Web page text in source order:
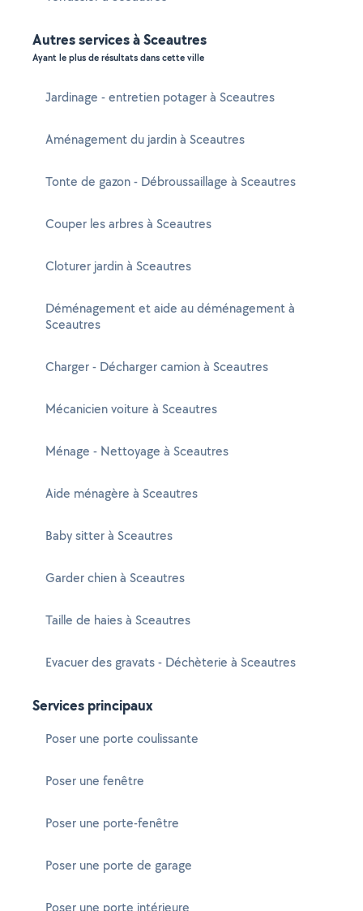
Autres services à Sceautres
Ayant le plus de résultats dans cette ville
Jardinage - entretien potager à Sceautres
Aménagement du jardin à Sceautres
Tonte de gazon - Débroussaillage à Sceautres
Couper les arbres à Sceautres
Cloturer jardin à Sceautres
Déménagement et aide au déménagement à
Sceautres
Charger - Décharger camion à Sceautres
Mécanicien voiture à Sceautres
Ménage - Nettoyage à Sceautres
Aide ménagère à Sceautres
Baby sitter à Sceautres
Garder chien à Sceautres
Taille de haies à Sceautres
Evacuer des gravats - Déchèterie à Sceautres
Services principaux
Poser une porte coulissante
Poser une fenêtre
Poser une porte-fenêtre
Poser une porte de garage
Poser une porte intérieure